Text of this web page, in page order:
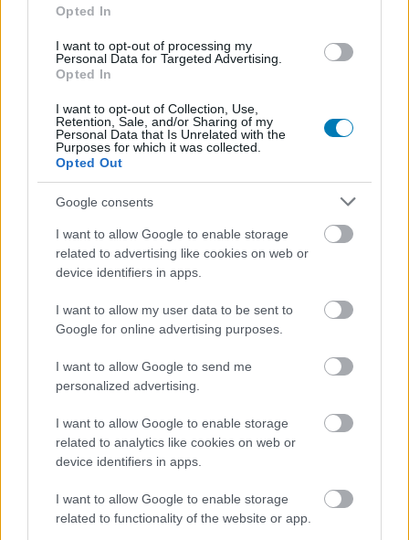
Opted In
I want to opt-out of processing my
Personal Data for Targeted Advertising.
Opted In
I want to opt-out of Collection, Use,
Retention, Sale, and/or Sharing of my
Personal Data that Is Unrelated with the
Purposes for which it was collected.
Opted Out
Google consents
I want to allow Google to enable storage
related to advertising like cookies on web or
device identifiers in apps.
I want to allow my user data to be sent to
Google for online advertising purposes.
I want to allow Google to send me
personalized advertising.
I want to allow Google to enable storage
related to analytics like cookies on web or
device identifiers in apps.
I want to allow Google to enable storage
related to functionality of the website or app.
hatalom gyűrűi sorozatot,
ennek örülni fogsz
Chavalier|2024 március 1. 06:02
elkezdődtek a harmadik etap munkálatai.
Unmute Loaded:
Bár az Amazon szeret elhencegni azzal, hogy a Prime
debütált, és a rivális HBO Max saját fantasy eposzával, a
Sárkányok házával párhuzamosan futott széria
nézettségi rekordokat döntött, a képet árnyalja, hogy
rengeteg előfizető hagyta félbe a sorozatot
kiskereskedelemből megtollasodott cég azonban nem
hátrál meg, nem azért invesztált dollár százmilliókat
ebbe a projektbe, hogy az esetleges kudarc